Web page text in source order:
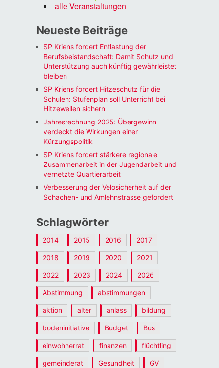
alle Veranstaltungen
Neueste Beiträge
SP Kriens fordert Entlastung der
Berufsbeistandschaft: Damit Schutz und
Unterstützung auch künftig gewährleistet
bleiben
SP Kriens fordert Hitzeschutz für die
Schulen: Stufenplan soll Unterricht bei
Hitzewellen sichern
Jahresrechnung 2025: Übergewinn
verdeckt die Wirkungen einer
Kürzungspolitik
SP Kriens fordert stärkere regionale
Zusammenarbeit in der Jugendarbeit und
vernetzte Quartierarbeit
Verbesserung der Velosicherheit auf der
Schachen- und Amlehnstrasse gefordert
Schlagwörter
2014 2015 2016 2017
2018 2019 2020 2021
2022 2023 2024 2026
Abstimmung abstimmungen
aktion alter anlass bildung
bodeninitiative Budget Bus
einwohnerrat finanzen flüchtling
gemeinderat Gesundheit GV